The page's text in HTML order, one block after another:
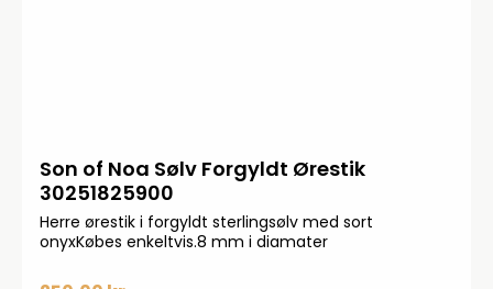
Son of Noa Sølv Forgyldt Ørestik
30251825900
Herre ørestik i forgyldt sterlingsølv med sort
onyxKøbes enkeltvis.8 mm i diamater